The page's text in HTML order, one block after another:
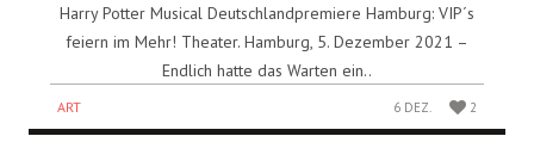
Harry Potter Musical Deutschlandpremiere Hamburg: VIP´s
feiern im Mehr! Theater. Hamburg, 5. Dezember 2021 –
Endlich hatte das Warten ein..
ART 6 DEZ. 2